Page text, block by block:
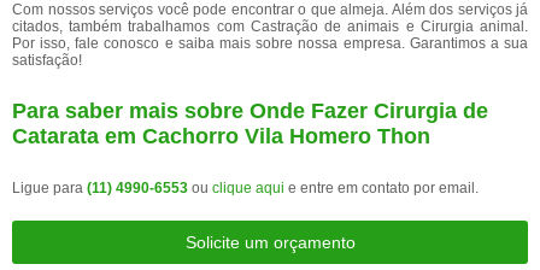
Com nossos serviços você pode encontrar o que almeja. Além dos serviços já
citados, também trabalhamos com Castração de animais e Cirurgia animal.
Por isso, fale conosco e saiba mais sobre nossa empresa. Garantimos a sua
satisfação!
Para saber mais sobre Onde Fazer Cirurgia de
Catarata em Cachorro Vila Homero Thon
Ligue para (11) 4990-6553 ou clique aqui e entre em contato por email.
Solicite um orçamento